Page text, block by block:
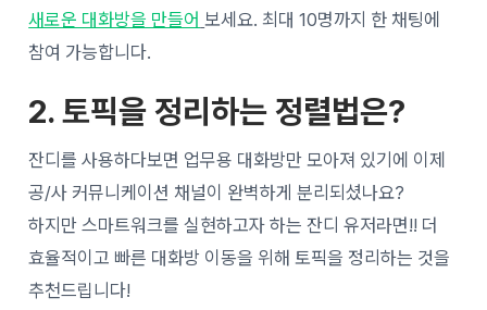
새로운 대화방을 만들어 보세요. 최대 10명까지 한 채팅에
참여 가능합니다.
2. 토픽을 정리하는 정렬법은?
잔디를 사용하다보면 업무용 대화방만 모아져 있기에 이제
공/사 커뮤니케이션 채널이 완벽하게 분리되셨나요?
하지만 스마트워크를 실현하고자 하는 잔디 유저라면!! 더
효율적이고 빠른 대화방 이동을 위해 토픽을 정리하는 것을
추천드립니다!